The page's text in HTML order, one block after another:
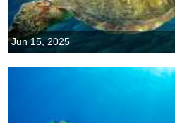
Jun 15, 2025